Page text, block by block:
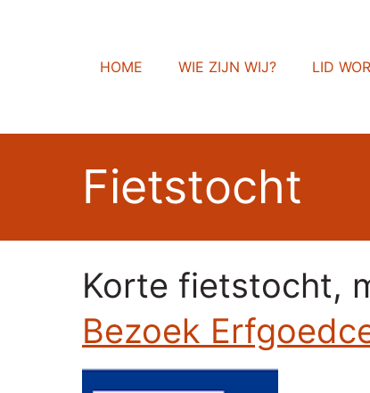
HOME WIE ZIJN WIJ? LID
Fietstocht
Korte fietstocht,
Bezoek